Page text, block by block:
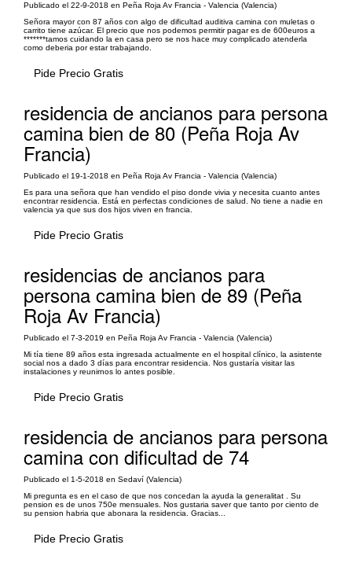
Publicado el 22-9-2018 en Peña Roja Av Francia - Valencia (Valencia)
Señora mayor con 87 años con algo de dificultad auditiva camina con muletas o
carrito tiene azúcar. El precio que nos podemos permitir pagar es de 600euros a
*******tamos cuidando la en casa pero se nos hace muy complicado atenderla
como deberia por estar trabajando.
Pide Precio Gratis
residencia de ancianos para persona
camina bien de 80 (Peña Roja Av
Francia)
Publicado el 19-1-2018 en Peña Roja Av Francia - Valencia (Valencia)
Es para una señora que han vendido el piso donde vivia y necesita cuanto antes
encontrar residencia. Está en perfectas condiciones de salud. No tiene a nadie en
valencia ya que sus dos hijos viven en francia.
Pide Precio Gratis
residencias de ancianos para
persona camina bien de 89 (Peña
Roja Av Francia)
Publicado el 7-3-2019 en Peña Roja Av Francia - Valencia (Valencia)
Mi tía tiene 89 años esta ingresada actualmente en el hospital clínico, la asistente
social nos a dado 3 días para encontrar residencia. Nos gustaría visitar las
instalaciones y reunirnos lo antes posible.
Pide Precio Gratis
residencia de ancianos para persona
camina con dificultad de 74
Publicado el 1-5-2018 en Sedaví (Valencia)
Mi pregunta es en el caso de que nos concedan la ayuda la generalitat . Su
pension es de unos 750e mensuales. Nos gustaria saver que tanto por ciento de
su pension habria que abonara la residencia. Gracias...
Pide Precio Gratis